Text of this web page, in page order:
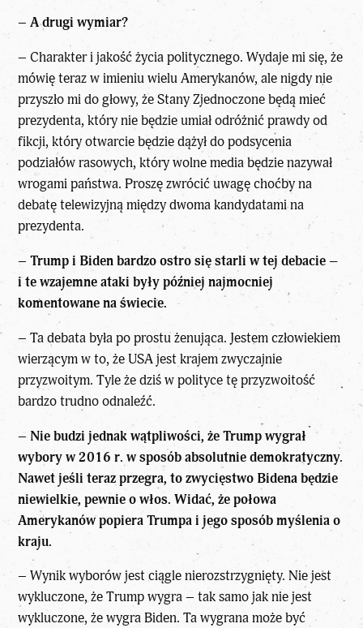
–A drugi wymiar?
– Charakter i jakość życia politycznego. Wydaje mi się, że
mówię teraz w imieniu wielu Amerykanów, ale nigdy nie
przyszło mi do głowy, że Stany Zjednoczone będą mieć
prezydenta, który nie będzie umiał odróżnić prawdy od
fikcji, który otwarcie będzie dążył do podsycenia
podziałów rasowych, który wolne media będzie nazywał
wrogami państwa. Proszę zwrócić uwagę choćby na
debatę telewizyjną między dwoma kandydatami na
prezydenta.
–Trump i Biden bardzo ostro się starli w tej debacie –
i te wzajemne ataki były później najmocniej
komentowane na świecie.
– Ta debata była po prostu żenująca. Jestem człowiekiem
wierzącym w to, że USA jest krajem zwyczajnie
przyzwoitym. Tyle że dziś w polityce tę przyzwoitość
bardzo trudno odnaleźć.
– Nie budzi jednak wątpliwości, że Trump wygrał
wybory w 2016 r. w sposób absolutnie demokratyczny.
Nawet jeśli teraz przegra, to zwycięstwo Bidena będzie
niewielkie, pewnie o włos. Widać, że połowa
Amerykanów popiera Trumpa i jego sposób myślenia o
kraju.
– Wynik wyborów jest ciągle nierozstrzygnięty. Nie jest
wykluczone, że Trump wygra – tak samo jak nie jest
wykluczone, że wygra Biden. Ta wygrana może być